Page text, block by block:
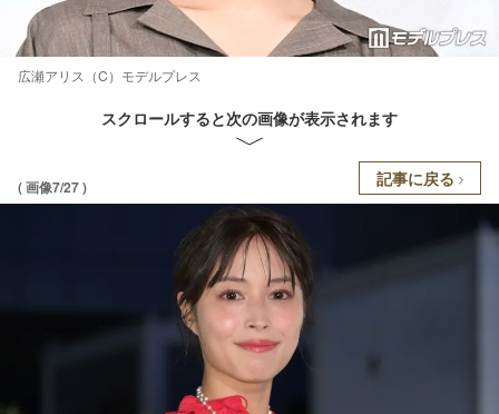
広瀬アリス（C）モデルプレス
スクロールすると次の画像が表示されます
( 画像7/27 ) 記事に戻る